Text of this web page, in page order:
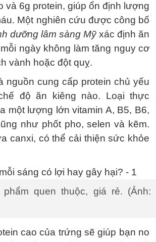
và 6g protein, giúp ổn định lượng
Một nghiên cứu được công bố
dưỡng lâm sàng Mỹxác định ăn
ngày không làm tăng nguy cơ
vành hoặc đột quỵ.
nguồn cung cấp protein chủ yếu
độ ăn kiêng nào. Loại thực
một lượng lớn vitamin A, B5, B6,
như phốt pho, selen và kẽm.
canxi, có thể cải thiện sức khỏe
quen thuộc, giá rẻ. (Ảnh:
cao của trứng sẽ giúp bạn no